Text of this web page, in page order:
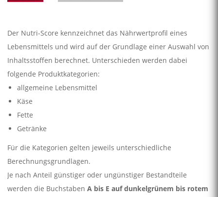
Der Nutri-Score kennzeichnet das Nährwertprofil eines
Lebensmittels und wird auf der Grundlage einer Auswahl von
Inhaltsstoffen berechnet. Unterschieden werden dabei
folgende Produktkategorien:
allgemeine Lebensmittel
Käse
Fette
Getränke
Für die Kategorien gelten jeweils unterschiedliche
Berechnungsgrundlagen.
Je nach Anteil günstiger oder ungünstiger Bestandteile
werden die Buchstaben A bis E auf dunkelgrünem bis rotem